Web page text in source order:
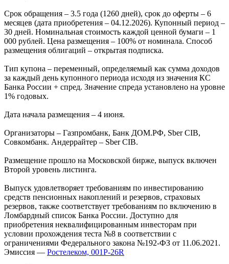
Срок обращения – 3.5 года (1260 дней), срок до оферты – 6
месяцев (дата приобретения – 04.12.2026). Купонный период –
30 дней. Номинальная стоимость каждой ценной бумаги – 1
000 рублей. Цена размещения – 100% от номинала. Способ
размещения облигаций – открытая подписка.
Тип купона – переменный, определяемый как сумма доходов
за каждый день купонного периода исходя из значения КС
Банка России + спред. Значение спреда установлено на уровне
1% годовых.
Дата начала размещения – 4 июня.
Организаторы – Газпромбанк, Банк ДОМ.РФ, Sber CIB,
Совкомбанк. Андеррайтер – Sber CIB.
Размещение прошло на Московской бирже, выпуск включен
Второй уровень листинга.
Выпуск удовлетворяет требованиям по инвестированию
средств пенсионных накоплений и резервов, страховых
резервов, также соответствует требованиям по включению в
Ломбардный список Банка России. Доступно для
приобретения неквалифицированным инвесторам при
условии прохождения теста №8 в соответствии с
ограничениями Федерального закона №192-ФЗ от 11.06.2021.
Эмиссия — Ростелеком, 001P-26R